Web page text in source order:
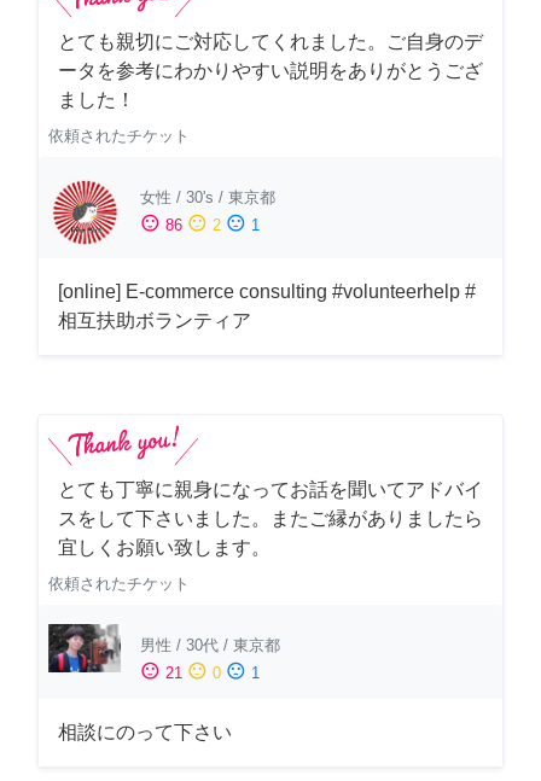
とても親切にご対応してくれました。ご自身のデ
ータを参考にわかりやすい説明をありがとうござ
ました！
依頼されたチケット
女性 / 30's / 東京都
sentiment_satisfied 86 sentiment_neutral 2 sentiment_dissatisfied 1
[online] E-commerce consulting #volunteerhelp #
相互扶助ボランティア
とても丁寧に親身になってお話を聞いてアドバイ
スをして下さいました。またご縁がありましたら
宜しくお願い致します。
依頼されたチケット
男性 / 30代 / 東京都
sentiment_satisfied 21 sentiment_neutral 0 sentiment_dissatisfied 1
相談にのって下さい